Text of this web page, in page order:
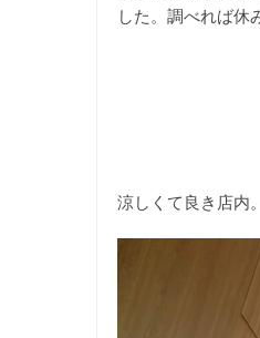
した。調べれば休
涼しくて良き店内。